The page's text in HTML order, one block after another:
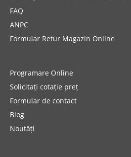
FAQ
ANPC
Formular Retur Magazin Online
Programare Online
Solicitați cotație preț
Formular de contact
Blog
Noutăți